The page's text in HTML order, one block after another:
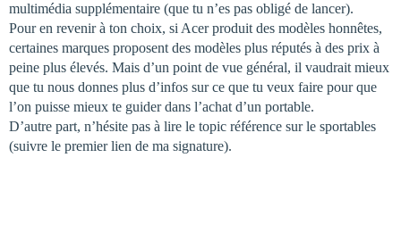
multimédia supplémentaire (que tu n’es pas obligé de lancer).
Pour en revenir à ton choix, si Acer produit des modèles honnêtes,
certaines marques proposent des modèles plus réputés à des prix à
peine plus élevés. Mais d’un point de vue général, il vaudrait mieux
que tu nous donnes plus d’infos sur ce que tu veux faire pour que
l’on puisse mieux te guider dans l’achat d’un portable.
D’autre part, n’hésite pas à lire le topic référence sur le sportables
(suivre le premier lien de ma signature).